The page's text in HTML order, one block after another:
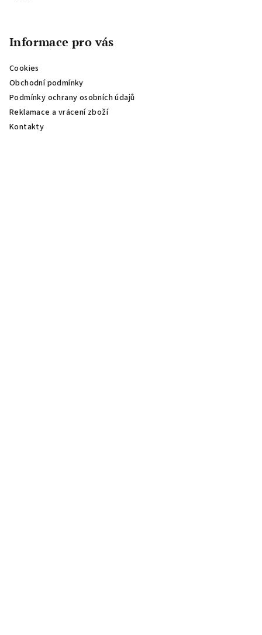
Informace pro vás
Cookies
Obchodní podmínky
Podmínky ochrany osobních údajů
Reklamace a vrácení zboží
Kontakty